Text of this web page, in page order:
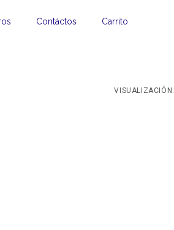
Contáctos Carrito
VISUALIZACIÓN: